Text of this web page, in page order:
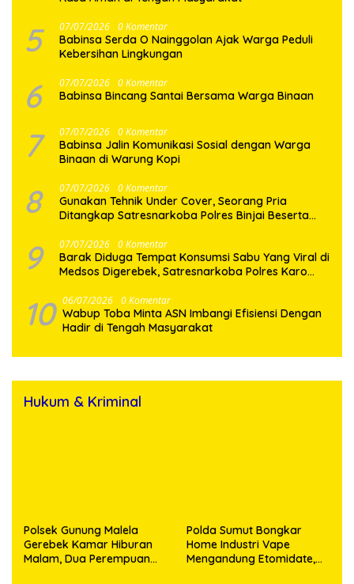
5 07/07/2026 0 Komentar
Babinsa Serda O Nainggolan Ajak Warga Peduli
Kebersihan Lingkungan
6 07/07/2026 0 Komentar
Babinsa Bincang Santai Bersama Warga Binaan
7 07/07/2026 0 Komentar
Babinsa Jalin Komunikasi Sosial dengan Warga
Binaan di Warung Kopi
8 07/07/2026 0 Komentar
Gunakan Tehnik Under Cover, Seorang Pria
Ditangkap Satresnarkoba Polres Binjai Beserta
9 07/07/2026 0 Komentar
Barak Diduga Tempat Konsumsi Sabu Yang Viral di
Medsos Digerebek, Satresnarkoba Polres Karo
10 06/07/2026 0 Komentar
Wabup Toba Minta ASN Imbangi Efisiensi Dengan
Hadir di Tengah Masyarakat
Hukum & Kriminal
Polsek Gunung Malela
Gerebek Kamar Hiburan
Malam, Dua Perempuan
Polda Sumut Bongkar
Home Industri Vape
Mengandung Etomidate,